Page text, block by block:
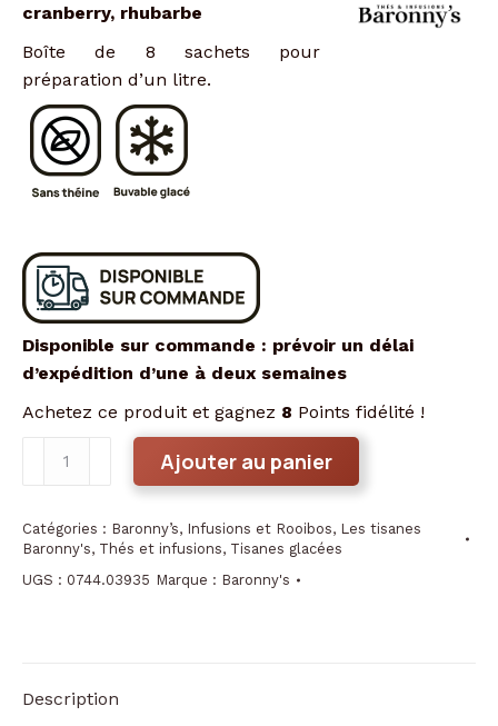
cranberry, rhubarbe
Boîte de 8 sachets pour
préparation d’un litre.
Disponible sur commande : prévoir un délai
d’expédition d’une à deux semaines
Achetez ce produit et gagnez 8 Points fidélité !
glacée
saveur
cranberry,
Ajouter au panier
Catégories : Baronny’s, Infusions et Rooibos, Les tisanes
Baronny's, Thés et infusions, Tisanes glacées
UGS : 0744.03935 Marque : Baronny's
Description